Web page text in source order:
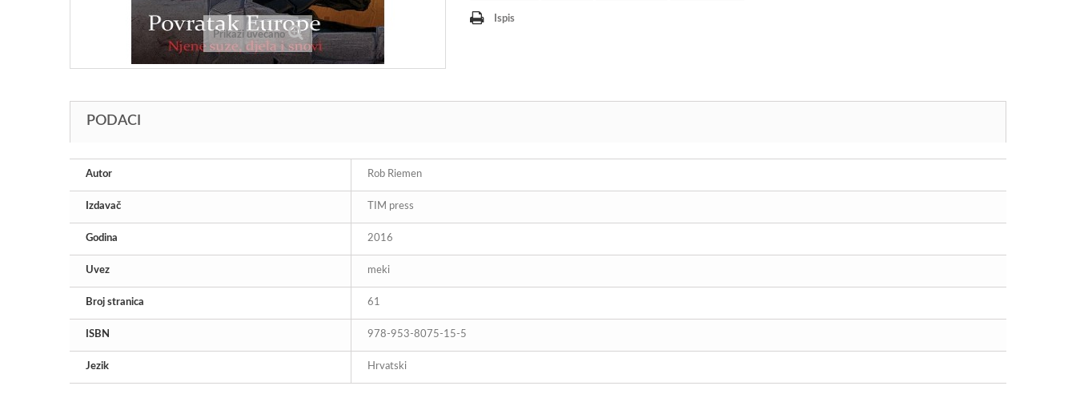
Prikaži uvećano
Ispis
PODACI
Autor Rob Riemen
Izdavač TIM press
Godina 2016
Uvez meki
Broj stranica 61
ISBN 978-953-8075-15-5
Jezik Hrvatski